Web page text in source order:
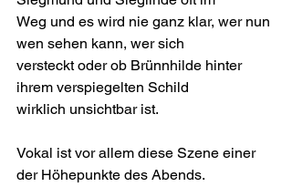
Weg und es wird nie ganz klar, wer nun
wen sehen kann, wer sich
versteckt oder ob Brünnhilde hinter
ihrem verspiegelten Schild
wirklich unsichtbar ist.
Vokal ist vor allem diese Szene einer
der Höhepunkte des Abends.